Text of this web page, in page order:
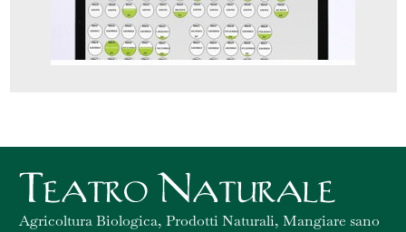
Agricoltura Biologica, Prodotti Naturali, Mangiare sano